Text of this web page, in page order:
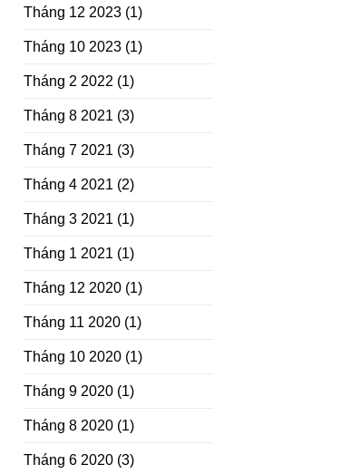
Tháng 12 2023 (1)
Tháng 10 2023 (1)
Tháng 2 2022 (1)
Tháng 8 2021 (3)
Tháng 7 2021 (3)
Tháng 4 2021 (2)
Tháng 3 2021 (1)
Tháng 1 2021 (1)
Tháng 12 2020 (1)
Tháng 11 2020 (1)
Tháng 10 2020 (1)
Tháng 9 2020 (1)
Tháng 8 2020 (1)
Tháng 6 2020 (3)